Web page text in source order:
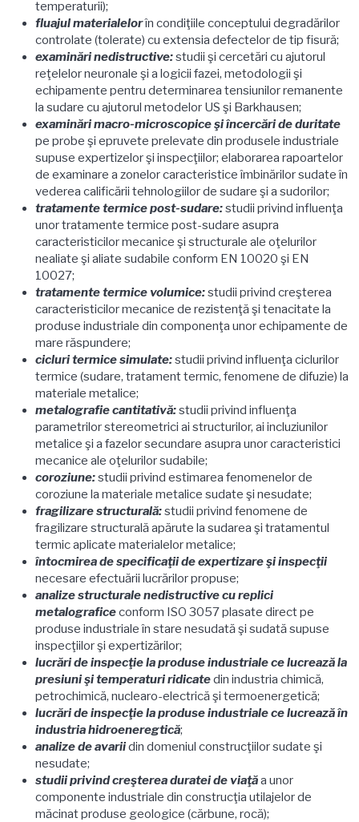
temperaturii);
fluajul materialelorîn condiţiile conceptului degradărilor
controlate (tolerate) cu extensia defectelor de tip fisură;
examinări nedistructive:studii şi cercetări cu ajutorul
reţelelor neuronale şi a logicii fazei, metodologii şi
echipamente pentru determinarea tensiunilor remanente
la sudare cu ajutorul metodelor US şi Barkhausen;
examinări macro-microscopice şi încercări de duritate
pe probe şi epruvete prelevate din produsele industriale
supuse expertizelor şi inspecţiilor; elaborarea rapoartelor
de examinare a zonelor caracteristice îmbinărilor sudate în
vederea calificării tehnologiilor de sudare şi a sudorilor;
tratamente termice post-sudare:studii privind influenţa
unor tratamente termice post-sudare asupra
caracteristicilor mecanice şi structurale ale oţelurilor
nealiate şi aliate sudabile conform EN 10020 şi EN
10027;
tratamente termice volumice:studii privind creşterea
caracteristicilor mecanice de rezistenţă şi tenacitate la
produse industriale din componenţa unor echipamente de
mare răspundere;
cicluri termice simulate:studii privind influenţa ciclurilor
termice (sudare, tratament termic, fenomene de difuzie) la
materiale metalice;
metalografie cantitativă:studii privind influenţa
parametrilor stereometrici ai structurilor, ai incluziunilor
metalice şi a fazelor secundare asupra unor caracteristici
mecanice ale oţelurilor sudabile;
coroziune:studii privind estimarea fenomenelor de
coroziune la materiale metalice sudate şi nesudate;
fragilizare structurală:studii privind fenomene de
fragilizare structurală apărute la sudarea şi tratamentul
termic aplicate materialelor metalice;
întocmirea de specificaţii de expertizare şi inspecţii
necesare efectuării lucrărilor propuse;
analize structurale nedistructive cu replici
metalograficeconform ISO 3057 plasate direct pe
produse industriale în stare nesudată şi sudată supuse
inspecţiilor şi expertizărilor;
lucrări de inspecţie la produse industriale ce lucrează la
presiuni şi temperaturi ridicatedin industria chimică,
petrochimică, nuclearo-electrică şi termoenergetică;
lucrări de inspecţie la produse industriale ce lucrează în
industria hidroeneregtică;
analize de avariidin domeniul construcţiilor sudate şi
nesudate;
studii privind creşterea duratei de viaţăa unor
componente industriale din construcţia utilajelor de
măcinat produse geologice (cărbune, rocă);